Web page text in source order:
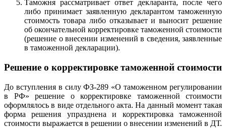
Таможня рассматривает ответ декларанта, после чего
либо принимает заявленную декларантом таможенную
стоимость товара либо отказывает и выносит решение
об окончательной корректировке таможенной стоимости
(решение о внесении изменений в сведения, заявленные
в таможенной декларации).
Решение о корректировке таможенной стоимости
До вступления в силу ФЗ-289 «О таможенном регулировании
в РФ» решение о корректировке таможенной стоимости
оформлялось в виде отдельного акта. На данный момент такая
форма решения упразднена и корректировка таможенной
стоимости выражается в решении о внесении изменений в ДТ.